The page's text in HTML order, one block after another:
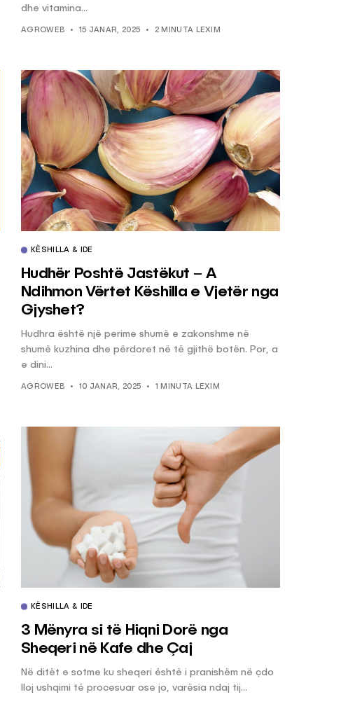
dhe vitamina...
AGROWEB 15 JANAR, 2025 2 MINUTA LEXIM
KËSHILLA & IDE
Hudhër Poshtë Jastëkut – A
Ndihmon Vërtet Këshilla e Vjetër nga
Gjyshet?
Hudhra është një perime shumë e zakonshme në
shumë kuzhina dhe përdoret në të gjithë botën. Por, a
e dini...
AGROWEB 10 JANAR, 2025 1 MINUTA LEXIM
KËSHILLA & IDE
3 Mënyra si të Hiqni Dorë nga
Sheqeri në Kafe dhe Çaj
Në ditët e sotme ku sheqeri është i pranishëm në çdo
lloj ushqimi të procesuar ose jo, varësia ndaj tij...